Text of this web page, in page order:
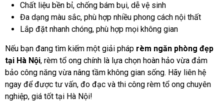
Chất liệu bền bỉ, chống bám bụi, dễ vệ sinh
Đa dạng màu sắc, phù hợp nhiều phong cách nội thất
Lắp đặt nhanh chóng, phù hợp mọi không gian
Nếu bạn đang tìm kiếm một giải pháp rèm ngăn phòng đẹp
tại Hà Nội, rèm tổ ong chính là lựa chọn hoàn hảo vừa đảm
bảo công năng vừa nâng tầm không gian sống. Hãy liên hệ
ngay để được tư vấn, đo đạc và thi công rèm tổ ong chuyên
nghiệp, giá tốt tại Hà Nội!